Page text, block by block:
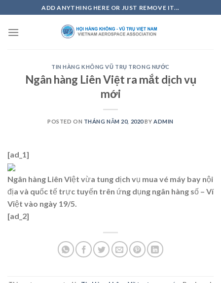
to
content
ADD ANYTHING HERE OR JUST REMOVE IT...
TIN HÀNG KHÔNG VŨ TRỤ TRONG NƯỚC
Ngân hàng Liên Việt ra mắt dịch vụ
mới
POSTED ON THÁNG NĂM 20, 2020BY ADMIN
[ad_1]
Ngân hàng Liên Việt vừa tung dịch vụ mua vé máy bay nội
địa và quốc tế trực tuyến trên ứng dụng ngân hàng số – Ví
Việt vào ngày 19/5.
[ad_2]